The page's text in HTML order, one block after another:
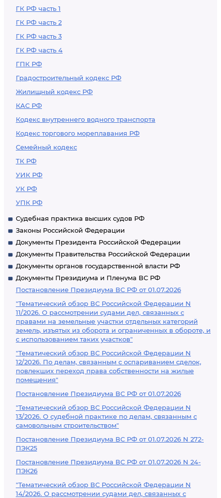
ГК РФ часть 1
ГК РФ часть 2
ГК РФ часть 3
ГК РФ часть 4
ГПК РФ
Градостроительный кодекс РФ
Жилищный кодекс РФ
КАС РФ
Кодекс внутреннего водного транспорта
Кодекс торгового мореплавания РФ
Семейный кодекс
ТК РФ
УИК РФ
УК РФ
УПК РФ
Судебная практика высших судов РФ
Законы Российской Федерации
Документы Президента Российской Федерации
Документы Правительства Российской Федерации
Документы органов государственной власти РФ
Документы Президиума и Пленума ВС РФ
Постановление Президиума ВС РФ от 01.07.2026
"Тематический обзор ВС Российской Федерации N
11/2026. О рассмотрении судами дел, связанных с
правами на земельные участки отдельных категорий
земель, изъятых из оборота и ограниченных в обороте, и
с использованием таких участков"
"Тематический обзор ВС Российской Федерации N
12/2026. По делам, связанным с оспариванием сделок,
повлекших переход права собственности на жилые
помещения"
Постановление Президиума ВС РФ от 01.07.2026
"Тематический обзор ВС Российской Федерации N
13/2026. О судебной практике по делам, связанным с
самовольным строительством"
Постановление Президиума ВС РФ от 01.07.2026 N 272-
ПЭК25
Постановление Президиума ВС РФ от 01.07.2026 N 24-
ПЭК26
"Тематический обзор ВС Российской Федерации N
14/2026. О рассмотрении судами дел, связанных с